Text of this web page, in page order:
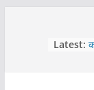
Latest: